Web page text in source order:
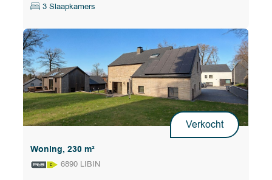
3 Slaapkamers
Verkocht
Woning, 230 m²
6890 LIBIN